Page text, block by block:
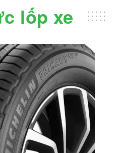
lốp xe